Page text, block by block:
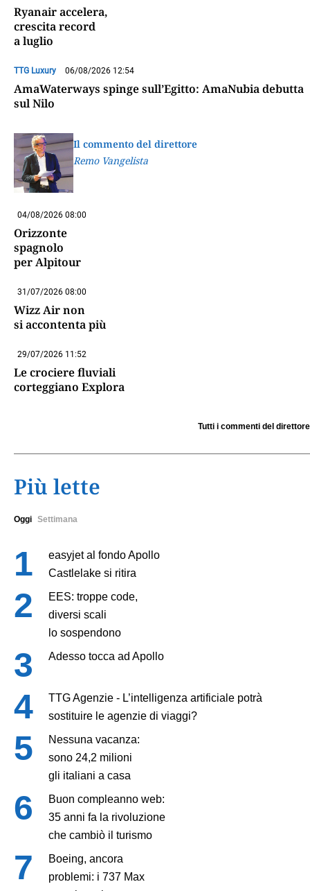
Ryanair accelera,
crescita record
a luglio
TTG Luxury 06/08/2026 12:54
AmaWaterways spinge sull’Egitto: AmaNubia debutta
sul Nilo
Il commento del direttore
Remo Vangelista
04/08/2026 08:00
Orizzonte
spagnolo
per Alpitour
31/07/2026 08:00
Wizz Air non
si accontenta più
29/07/2026 11:52
Le crociere fluviali
corteggiano Explora
Tutti i commenti del direttore
Più lette
Oggi Settimana
easyjet al fondo Apollo
Castlelake si ritira
EES: troppe code,
diversi scali
lo sospendono
Adesso tocca ad Apollo
TTG Agenzie - L’intelligenza artificiale potrà
sostituire le agenzie di viaggi?
Nessuna vacanza:
sono 24,2 milioni
gli italiani a casa
Buon compleanno web:
35 anni fa la rivoluzione
che cambiò il turismo
Boeing, ancora
problemi: i 737 Max